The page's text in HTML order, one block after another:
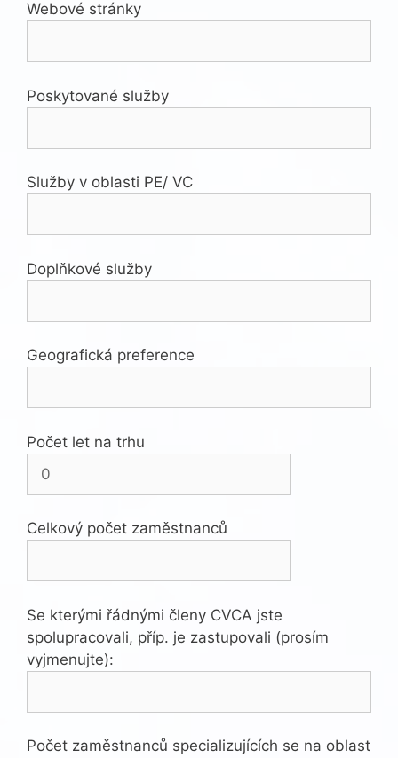
Webové stránky
Poskytované služby
Služby v oblasti PE/ VC
Doplňkové služby
Geografická preference
Počet let na trhu
Celkový počet zaměstnanců
Se kterými řádnými členy CVCA jste
spolupracovali, příp. je zastupovali (prosím
vyjmenujte):
Počet zaměstnanců specializujících se na oblast